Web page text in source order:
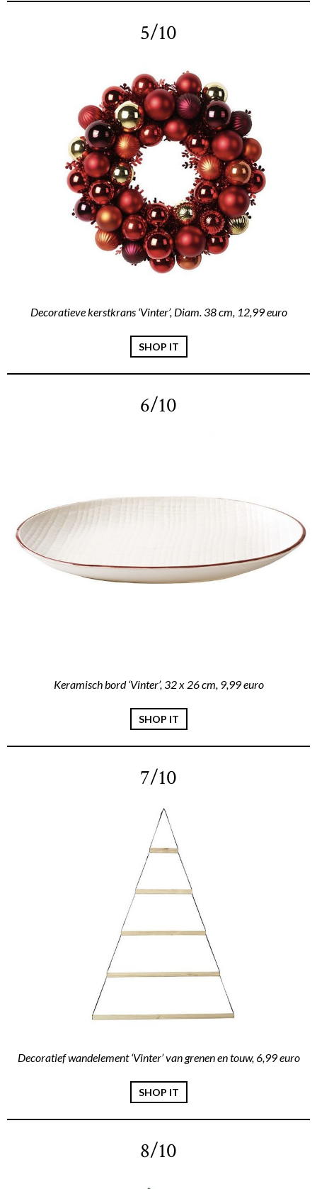
5/10
Decoratieve kerstkrans ‘Vinter’, Diam. 38 cm, 12,99 euro
SHOP IT
6/10
Keramisch bord ‘Vinter’, 32 x 26 cm, 9,99 euro
SHOP IT
7/10
Decoratief wandelement ‘Vinter’ van grenen en touw, 6,99 euro
SHOP IT
8/10